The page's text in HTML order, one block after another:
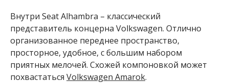
Внутри Seat Alhambra – классический
представитель концерна Volkswagen. Отлично
организованное переднее пространство,
просторное, удобное, с большим набором
приятных мелочей. Схожей компоновкой может
похвастаться Volkswagen Amarok.